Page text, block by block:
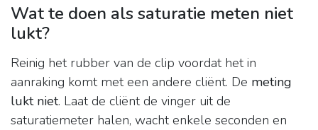
Wat te doen als saturatie meten niet
lukt?
Reinig het rubber van de clip voordat het in
aanraking komt met een andere cliënt. De meting
lukt niet. Laat de cliënt de vinger uit de
saturatiemeter halen, wacht enkele seconden en